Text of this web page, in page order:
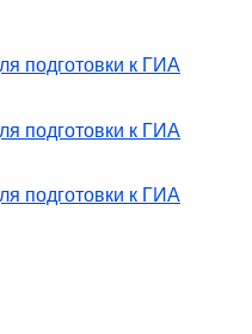
подготовки к ГИА
подготовки к ГИА
подготовки к ГИА